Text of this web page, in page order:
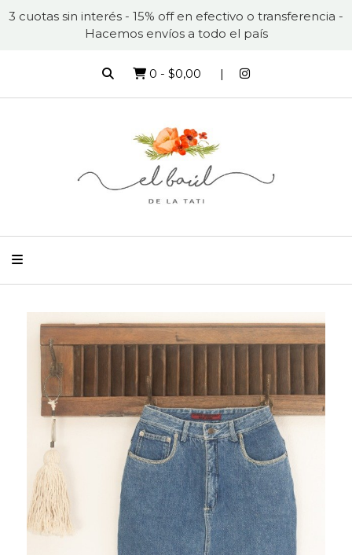
3 cuotas sin interés - 15% off en efectivo o transferencia -
Hacemos envíos a todo el país
0 - $0,00